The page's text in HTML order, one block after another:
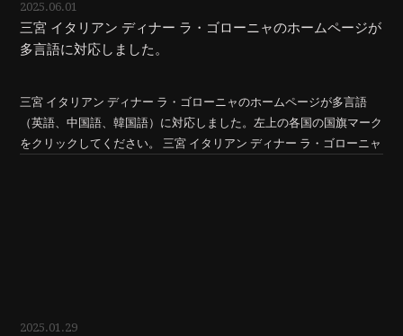
2025.06.01
三宮 イタリアン ディナー ラ・ゴローニャのホームページが
多言語に対応しました。
三宮 イタリアン ディナー ラ・ゴローニャのホームページが多言語
（英語、中国語、韓国語）に対応しました。左上の各国の国旗マーク
をクリックしてください。 三宮 イタリアン ディナー ラ・ゴローニャ
2025.01.29